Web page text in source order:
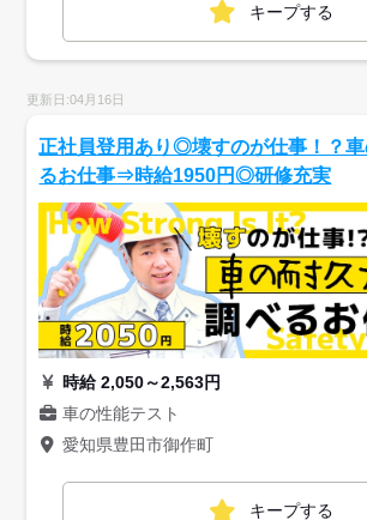
キープする
更新日:04月16日
正社員登用あり◎壊すのが仕事！？
るお仕事⇒時給1950円◎研修充実
時給 2,050～2,563円
車の性能テスト
愛知県豊田市御作町
キープする